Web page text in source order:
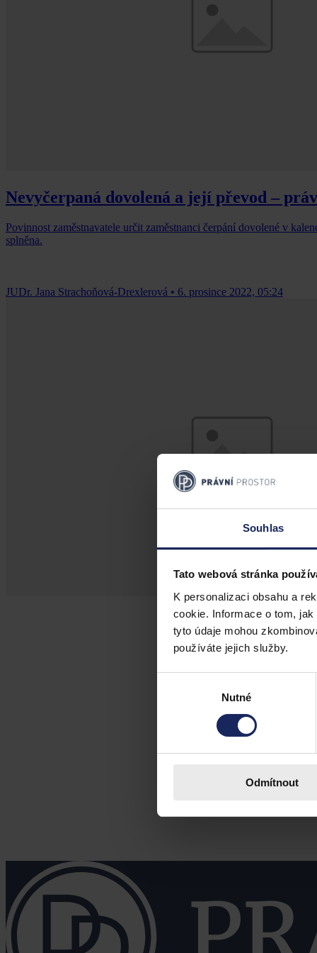
Souhlas
Tato webová stránka
K personalizaci obsahu a
cookie. Informace o tom,
tyto údaje mohou
používáte jejich služby.
Nutné
Odmítnout
Nevyčerpaná dovolená a její převod –
Povinnost zaměstnavatele určit zaměstnanci čerpání dovolené v
splněna.
JUDr. Jana Strachoňová-Drexlerová • 6. prosince 2022, 05:24